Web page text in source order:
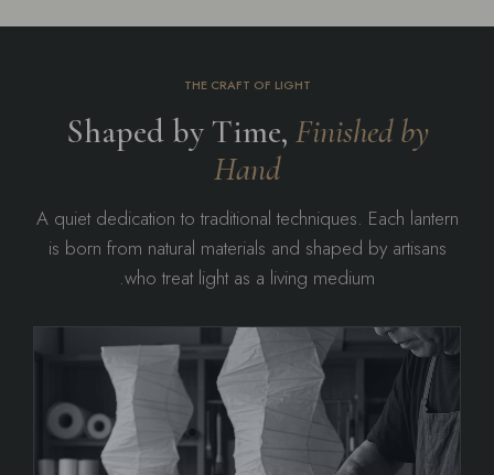
THE CRAFT OF LIGHT
Shaped by Time, Finished by
Hand
A quiet dedication to traditional techniques. Each lantern
is born from natural materials and shaped by artisans
who treat light as a living medium.